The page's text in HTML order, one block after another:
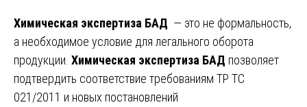
Химическая экспертиза БАД — это не формальность,
а необходимое условие для легального оборота
продукции. Химическая экспертиза БАД позволяет
подтвердить соответствие требованиям ТР ТС
021/2011 и новых постановлений